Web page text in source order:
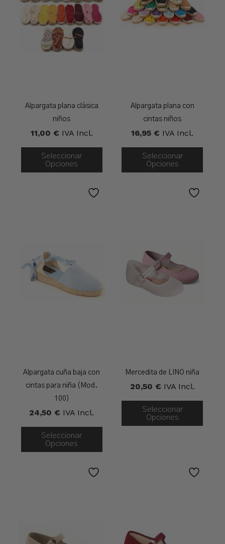
Alpargata plana clásica
niños
11,00 € IVA Incl.
Seleccionar
Opciones
Alpargata plana con
cintas niños
16,95 € IVA Incl.
Seleccionar
Opciones
Alpargata cuña baja con
cintas para niña (Mod.
100)
24,50 € IVA Incl.
Seleccionar
Opciones
Mercedita de LINO niña
20,50 € IVA Incl.
Seleccionar
Opciones